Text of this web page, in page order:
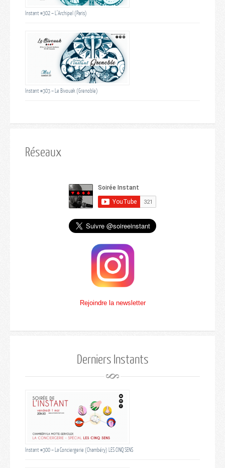
Instant #302 – L’Archipel (Paris)
Instant #303 – Le Bivouak (Grenoble)
Réseaux
Rejoindre la newsletter
Derniers Instants
Instant #300 – La Conciergerie (Chambéry) LES CINQ SENS